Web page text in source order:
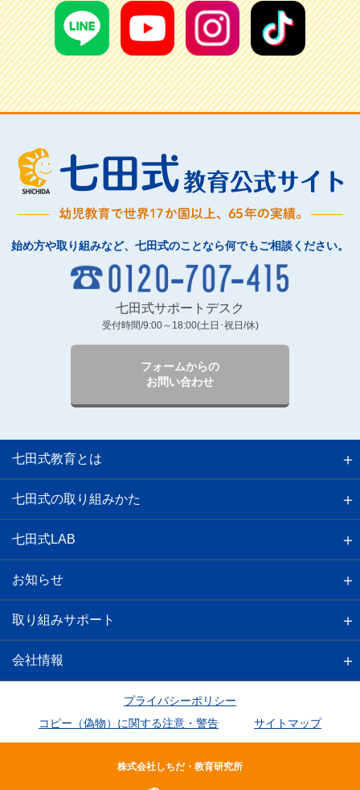
始め方や取り組みなど、七田式のことなら何でもご相談ください。
七田式サポートデスク
受付時間/9:00～18:00(土日･祝日/休)
フォームからの
お問い合わせ
七田式教育とは
七田式の取り組みかた
七田式LAB
お知らせ
取り組みサポート
会社情報
プライバシーポリシー
コピー（偽物）に関する注意・警告
サイトマップ
株式会社しちだ・教育研究所